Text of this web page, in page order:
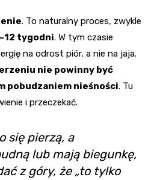
. To naturalny proces, zwykle
tygodni. W tym czasie
na odrost piór, a nie na jaja.
nie powinny być
pobudzaniem nieśności. Tu
i przeczekać.
się pierzą, a
lub mają biegunkę,
z góry, że „to tylko